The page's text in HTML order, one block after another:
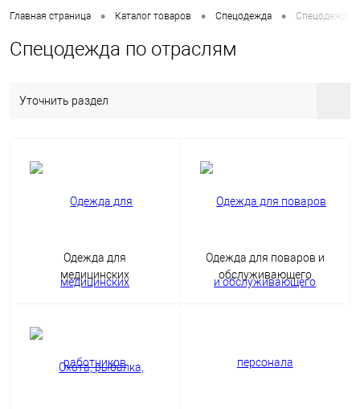
Главная страница • Каталог товаров • Спецодежда • Спецодежда
Спецодежда по отраслям
Уточнить раздел
Одежда для
медицинских
работников
Одежда для поваров и
обслуживающего
персонала